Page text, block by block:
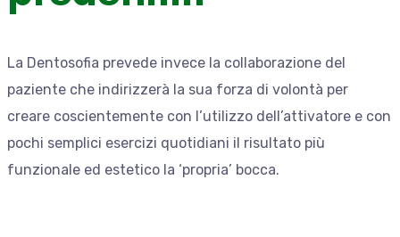
La Dentosofia prevede invece la collaborazione del
paziente che indirizzerà la sua forza di volontà per
creare coscientemente con l’utilizzo dell’attivatore e con
pochi semplici esercizi quotidiani il risultato più
funzionale ed estetico la ‘propria’ bocca.